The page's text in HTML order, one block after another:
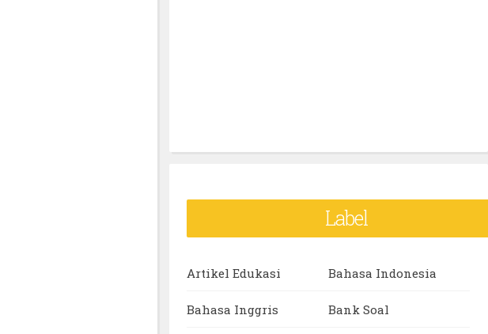
Label
Artikel Edukasi Bahasa Indonesia
Bahasa Inggris Bank Soal